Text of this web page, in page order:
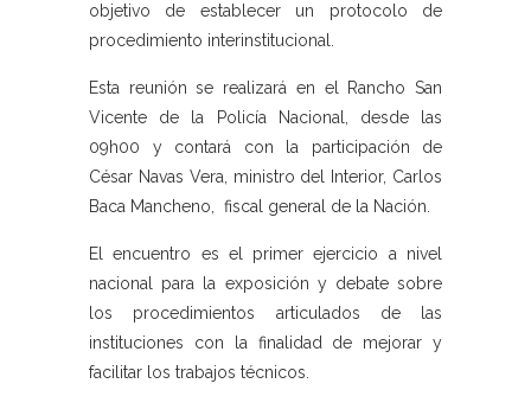
objetivo de establecer un protocolo de
procedimiento interinstitucional.
Esta reunión se realizará en el Rancho San
Vicente de la Policía Nacional, desde las
09h00 y contará con la participación de
César Navas Vera, ministro del Interior, Carlos
Baca Mancheno, fiscal general de la Nación.
El encuentro es el primer ejercicio a nivel
nacional para la exposición y debate sobre
los procedimientos articulados de las
instituciones con la finalidad de mejorar y
facilitar los trabajos técnicos.